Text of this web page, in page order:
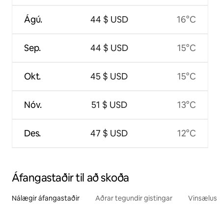
Ágú.
Sep.
Okt.
Nóv.
Des.
44 $ USD
44 $ USD
45 $ USD
51 $ USD
47 $ USD
16°C
15°C
15°C
13°C
12°C
Áfangastaðir til að skoða
Nálægir áfangastaðir Aðrar tegundir gistingar